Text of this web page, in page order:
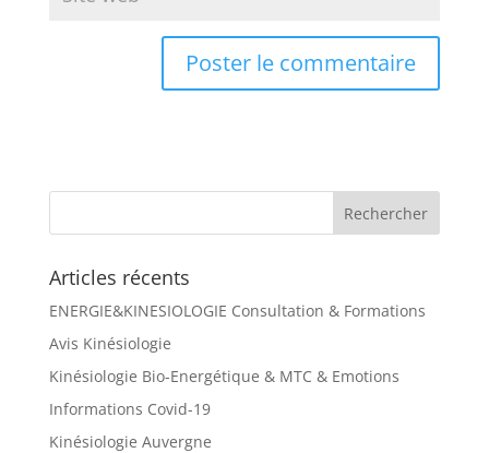
Articles récents
ENERGIE&KINESIOLOGIE Consultation & Formations
Avis Kinésiologie
Kinésiologie Bio-Energétique & MTC & Emotions
Informations Covid-19
Kinésiologie Auvergne